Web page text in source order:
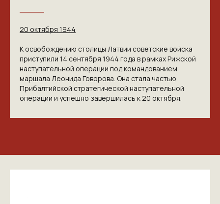
20 октября 1944
К освобождению столицы Латвии советские войска
приступили 14 сентября 1944 года в рамках Рижской
наступательной операции под командованием
маршала Леонида Говорова. Она стала частью
Прибалтийской стратегической наступательной
операции и успешно завершилась к 20 октября.